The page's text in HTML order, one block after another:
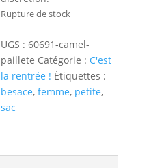
Rupture de stock
UGS :60691-camel-
paillete Catégorie : C'est
la rentrée ! Étiquettes :
besace,femme, petite,
sac